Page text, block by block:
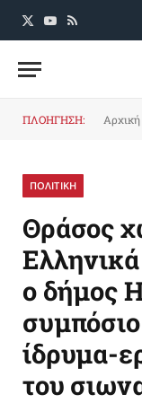
X
YouTube
RSS
ΠΛΟΗΓΗΣΗ: Αρχική
ΠΟΛΙΤΙΚΗ
Θράσος
ο δήμος
ίδρυμα-
του